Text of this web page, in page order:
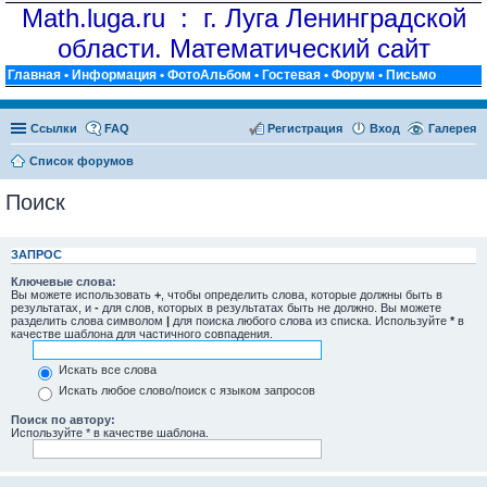
Math.luga.ru : г. Луга Ленинградской
области. Математический сайт
Главная • Информация • ФотоАльбом • Гостевая • Форум • Письмо
Ссылки Галерея
FAQ Вход
Регистрация
Список форумов
Поиск
ЗАПРОС
Ключевые слова:
Вы можете использовать + , чтобы определить слова, которые должны быть в
результатах, и - для слов, которых в результатах быть не должно. Вы можете
разделить слова символом | для поиска любого слова из списка. Используйте * в
качестве шаблона для частичного совпадения.
Искать все слова
Искать любое слово/поиск с языком запросов
Поиск по автору:
Используйте * в качестве шаблона.